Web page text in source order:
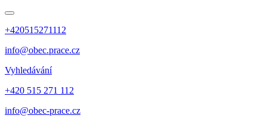
+420515271112
info@obec.prace.cz
Vyhledávání
+420 515 271 112
info@obec-prace.cz